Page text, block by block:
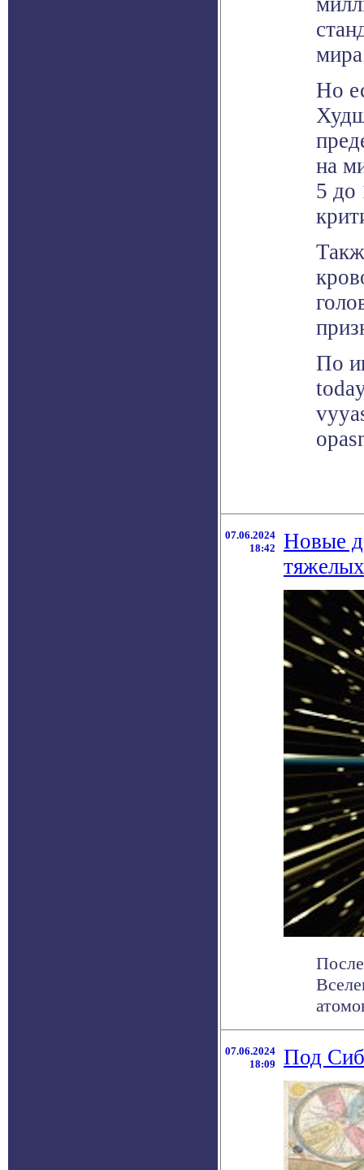
Но
на
5 до
По
07.06.2024
18:42
Новые
07.06.2024
18:09
Под